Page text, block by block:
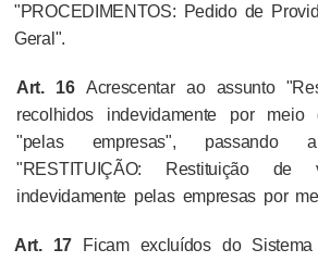
"PROCEDIMENTOS: Pedido de
Geral".
Art. 16 Acrescentar ao assunto
recolhidos indevidamente por
"pelas empresas", passando
"RESTITUIÇÃO: Restituição de
indevidamente pelas empresas por
Art. 17 Ficam excluídos do